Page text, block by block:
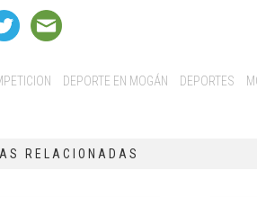
DEPORTE EN MOGÁN DEPORTES
RELACIONADAS